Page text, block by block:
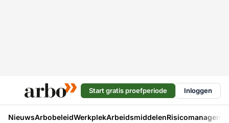
Start gratis proefperiode Inloggen
NieuwsArbobeleidWerkplekArbeidsmiddelen